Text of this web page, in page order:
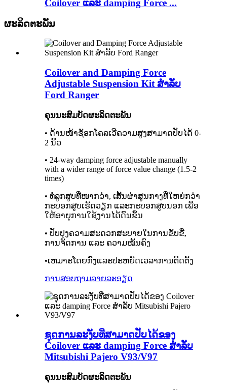
Coilover ແລະ damping Force ...
ຜະລິດຕະພັນ
Coilover and Damping Force
Adjustable Suspension Kit ສໍາລັບ
Ford Ranger
ຄຸນນະສົມບັດຜະລິດຕະພັນ
• ດ້ານໜ້າຊັອກໂຄລເວີຄວາມສູງສາມາດປັບໄດ້ 0-
2 ນິ້ວ
• 24-way damping force adjustable manually
with a wider range of force value change (1.5-2
times)
• ທໍ່ລູກສູບທີ່ໜາກວ່າ, ເສັ້ນຜ່າສູນກາງທີ່ໃຫຍ່ກວ່າ
ກະບອກສູບເຮັດວຽກ ແລະກະບອກສູບນອກ ເພື່ອ
ໃຫ້ອາຍຸການໃຊ້ງານໄດ້ດົນຂຶ້ນ
• ປັບປຸງຄວາມສະດວກສະບາຍໃນການຂັບຂີ່,
ການຈັດການ ແລະ ຄວາມໝັ້ນຄົງ
•ເຫມາະໂດຍກົງແລະປະຫຍັດເວລາການຕິດຕັ້ງ
ການສອບຖາມລາຍລະອຽດ
ຊຸດການລະງັບທີ່ສາມາດປັບໄດ້ຂອງ
Coilover ແລະ damping Force ສໍາລັບ
Mitsubishi Pajero V93/V97
ຄຸນນະສົມບັດຜະລິດຕະພັນ